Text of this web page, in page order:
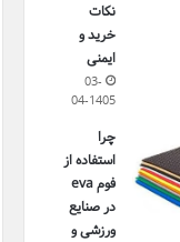
نکات
خرید و
ایمنی
03-
04-1405
چرا
استفاده از
فوم eva
در صنایع
ورزشی و